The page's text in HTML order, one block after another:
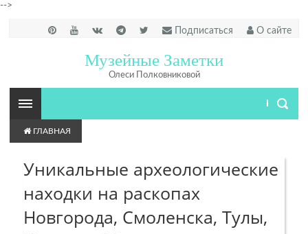
-->
О сайте
Подписаться
Музейные Заметки
Олеси Полковниковой
ГЛАВНАЯ
Уникальные археологические
находки на раскопах
Новгорода, Смоленска, Тулы,